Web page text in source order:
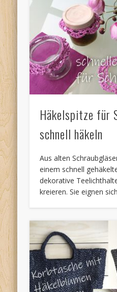
Häkelspitze für
schnell häkeln
Aus alten
einem schnell
dekorative
kreieren. Sie eignen